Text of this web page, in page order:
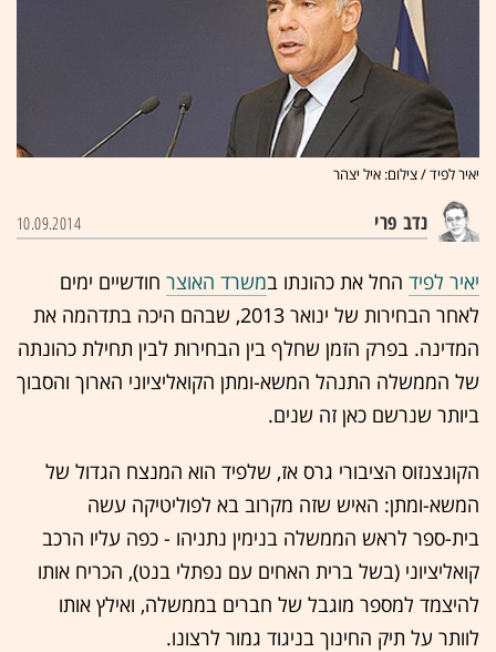
יאיר לפיד / צילום: איל יצהר
נדב פרי 10.09.2014
יאיר לפיד החל את כהונתו במשרד האוצר חודשיים ימים
לאחר הבחירות של ינואר 2013, שבהם היכה בתדהמה את
המדינה. בפרק הזמן שחלף בין הבחירות לבין תחילת כהונתה
של הממשלה התנהל המשא-ומתן הקואליציוני הארוך והסבוך
ביותר שנרשם כאן זה שנים.
הקונצנזוס הציבורי גרס אז, שלפיד הוא המנצח הגדול של
המשא-ומתן: האיש שזה מקרוב בא לפוליטיקה עשה
בית-ספר לראש הממשלה בנימין נתניהו - כפה עליו הרכב
קואליציוני (בשל ברית האחים עם נפתלי בנט), הכריח אותו
להיצמד למספר מוגבל של חברים בממשלה, ואילץ אותו
לוותר על תיק החינוך בניגוד גמור לרצונו.